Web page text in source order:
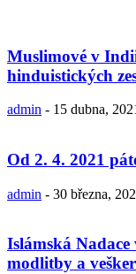
Muslimové v
hinduistických
admin - 15 dubna,
Od 2. 4. 2021
admin - 30 března,
Islámská Nadace
modlitby a